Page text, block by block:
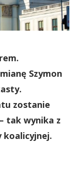
Szymon
zostanie
tak wynika z
koalicyjnej.